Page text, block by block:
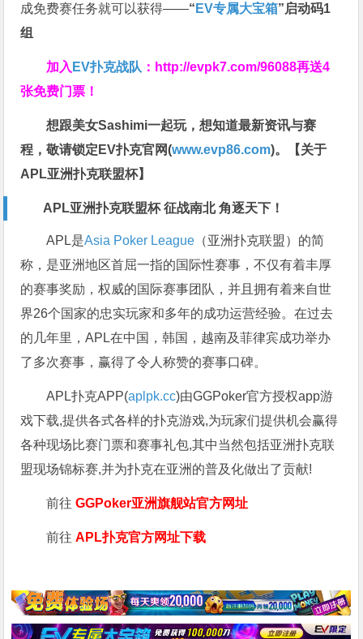
成免费赛任务就可以获得——“ EV专属大宝箱”启动码1
组
加入 EV扑克战队 ： http://evpk7.com/96088再送4
张免费门票！
想跟美女Sashimi一起玩，想知道最新资讯与赛
程，敬请锁定EV扑克官网(www.evp86.com)。
【关于
APL亚洲扑克联盟杯】
APL亚洲扑克联盟杯 征战南北 角逐天下！
APL是Asia Poker League （亚洲扑克联盟）的简
称，是亚洲地区首屈一指的国际性赛事，不仅有着丰厚
的赛事奖励，权威的国际赛事团队，并且拥有着来自世
界26个国家的忠实玩家和多年的成功运营经验。在过去
的几年里，APL在中国，韩国，越南及菲律宾成功举办
了多次赛事，赢得了令人称赞的赛事口碑。
APL扑克APP(aplpk.cc)由GGPoker官方授权app游
戏下载,提供各式各样的扑克游戏,为玩家们提供机会赢得
各种现场比赛门票和赛事礼包,其中当然包括亚洲扑克联
盟现场锦标赛,并为扑克在亚洲的普及化做出了贡献!
前往GGPoker亚洲旗舰站官方网址
前往APL扑克官方网址下载